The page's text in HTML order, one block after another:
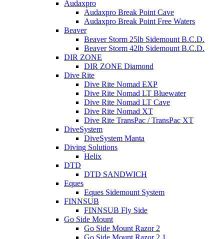
Audaxpro
Audaxpro Break Point Cave
Audaxpro Break Point Free Waters
Beaver
Beaver Storm 25lb Sidemount B.C.D.
Beaver Storm 42lb Sidemount B.C.D.
DIR ZONE
DIR ZONE Diamond
Dive Rite
Dive Rite Nomad EXP
Dive Rite Nomad LT Bluewater
Dive Rite Nomad LT Cave
Dive Rite Nomad XT
Dive Rite TransPac / TransPac XT
DiveSystem
DiveSystem Manta
Diving Solutions
Helix
DTD
DTD SANDWICH
Eques
Eques Sidemount System
FINNSUB
FINNSUB Fly Side
Go Side Mount
Go Side Mount Razor 2